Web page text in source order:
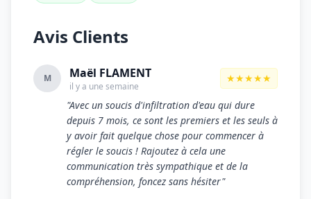
Avis Clients
M Maël FLAMENT
il y a une semaine
★★★★★
"Avec un soucis d'infiltration d'eau qui dure
depuis 7 mois, ce sont les premiers et les seuls à
y avoir fait quelque chose pour commencer à
régler le soucis ! Rajoutez à cela une
communication très sympathique et de la
compréhension, foncez sans hésiter"